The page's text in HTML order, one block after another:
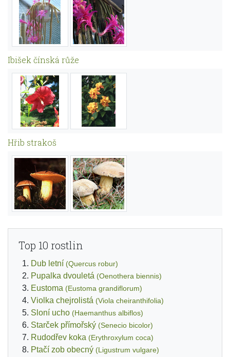
Ibišek čínská růže
Hřib strakoš
Top 10 rostlin
Dub letní (Quercus robur)
Pupalka dvouletá (Oenothera biennis)
Eustoma (Eustoma grandiflorum)
Violka chejrolistá (Viola cheiranthifolia)
Sloní ucho (Haemanthus albiflos)
Starček přímořský (Senecio bicolor)
Rudodřev koka (Erythroxylum coca)
Ptačí zob obecný (Ligustrum vulgare)